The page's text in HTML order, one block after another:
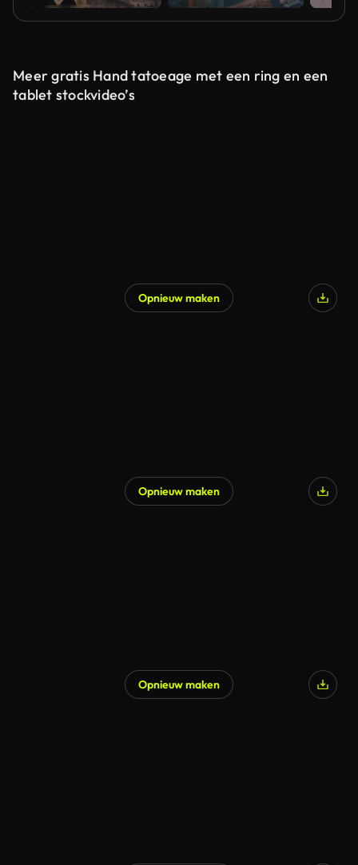
Meer gratis Hand tatoeage met een ring en een
tablet stockvideo’s
Opnieuw maken
Opnieuw maken
Opnieuw maken